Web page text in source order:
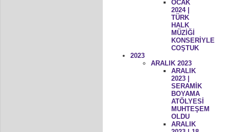
OCAK
2024 |
TÜRK
HALK
MÜZİĞİ
KONSERİYLE
COŞTUK
2023
ARALIK 2023
ARALIK
2023 |
SERAMİK
BOYAMA
ATÖLYESİ
MUHTEŞEM
OLDU
ARALIK